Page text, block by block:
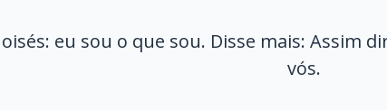
eu sou o que sou. Disse mais: Assim
vós.